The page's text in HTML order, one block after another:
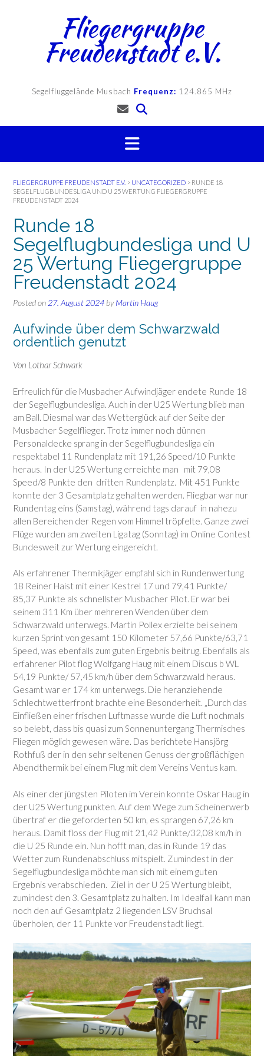
Fliegergruppe
Freudenstadt e.V.
Segelfluggelände Musbach Frequenz: 124.865 MHz
FLIEGERGRUPPE FREUDENSTADT E.V. > UNCATEGORIZED > RUNDE 18
SEGELFLUGBUNDESLIGA UND U 25 WERTUNG FLIEGERGRUPPE
FREUDENSTADT 2024
Runde 18
Segelflugbundesliga und U
25 Wertung Fliegergruppe
Freudenstadt 2024
Posted on 27. August 2024 byMartin Haug
Aufwinde über dem Schwarzwald
ordentlich genutzt
Von Lothar Schwark
Erfreulich für die Musbacher Aufwindjäger endete Runde 18
der Segelflugbundesliga. Auch in der U25 Wertung blieb man
am Ball. Diesmal war das Wetterglück auf der Seite der
Musbacher Segelflieger. Trotz immer noch dünnen
Personaldecke sprang in der Segelflugbundesliga ein
respektabel 11 Rundenplatz mit 191,26 Speed/10 Punkte
heraus. In der U25 Wertung erreichte man mit 79,08
Speed/8 Punkte den dritten Rundenplatz. Mit 451 Punkte
konnte der 3 Gesamtplatz gehalten werden. Fliegbar war nur
Rundentag eins (Samstag), während tags darauf in nahezu
allen Bereichen der Regen vom Himmel tröpfelte. Ganze zwei
Flüge wurden am zweiten Ligatag (Sonntag) im Online Contest
Bundesweit zur Wertung eingereicht.
Als erfahrener Thermikjäger empfahl sich in Rundenwertung
18 Reiner Haist mit einer Kestrel 17 und 79,41 Punkte/
85,37 Punkte als schnellster Musbacher Pilot. Er war bei
seinem 311 Km über mehreren Wenden über dem
Schwarzwald unterwegs. Martin Pollex erzielte bei seinem
kurzen Sprint von gesamt 150 Kilometer 57,66 Punkte/63,71
Speed, was ebenfalls zum guten Ergebnis beitrug. Ebenfalls als
erfahrener Pilot flog Wolfgang Haug mit einem Discus b WL
54,19 Punkte/ 57,45 km/h über dem Schwarzwald heraus.
Gesamt war er 174 km unterwegs. Die heranziehende
Schlechtwetterfront brachte eine Besonderheit. „Durch das
Einfließen einer frischen Luftmasse wurde die Luft nochmals
so belebt, dass bis quasi zum Sonnenuntergang Thermisches
Fliegen möglich gewesen wäre. Das berichtete Hansjörg
Rothfuß der in den sehr seltenen Genuss der großflächigen
Abendthermik bei einem Flug mit dem Vereins Ventus kam.
Als einer der jüngsten Piloten im Verein konnte Oskar Haug in
der U25 Wertung punkten. Auf dem Wege zum Scheinerwerb
übertraf er die geforderten 50 km, es sprangen 67,26 km
heraus. Damit floss der Flug mit 21,42 Punkte/32,08 km/h in
die U 25 Runde ein. Nun hofft man, das in Runde 19 das
Wetter zum Rundenabschluss mitspielt. Zumindest in der
Segelflugbundesliga möchte man sich mit einem guten
Ergebnis verabschieden. Ziel in der U 25 Wertung bleibt,
zumindest den 3. Gesamtplatz zu halten. Im Idealfall kann man
noch den auf Gesamtplatz 2 liegenden LSV Bruchsal
überholen, der 11 Punkte vor Freudenstadt liegt.